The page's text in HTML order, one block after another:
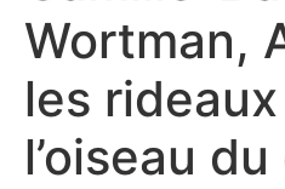
Wortman,
les
l’oiseau